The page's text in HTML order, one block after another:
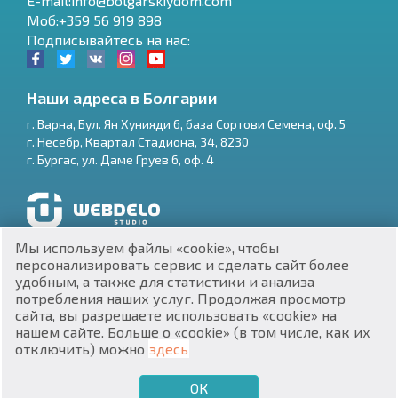
$
₽
₴
zł BG
Моб:+359 56 919 898
Подписывайтесь на нас:
Наши адреса в Болгарии
г. Варна, Бул. Ян Хунияди 6, база Сортови Семена, оф. 5
г. Несебр, Квартал Стадиона, 34, 8230
г. Бургас, ул. Даме Груев 6, оф. 4
Разработка и SEO продвижение сайтов
ЕИК 201160903
Мы используем файлы «cookie», чтобы
персонализировать сервис и сделать сайт более
удобным, а также для статистики и анализа
потребления наших услуг. Продолжая просмотр
сайта, вы разрешаете использовать «cookie» на
нашем сайте. Больше о «cookie» (в том числе, как их
отключить) можно здесь
ОК